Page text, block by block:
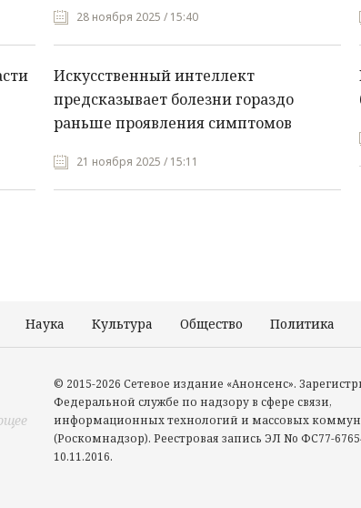
28 ноября 2025 / 15:40
Искусственный интеллект
предсказывает болезни гораздо
раньше проявления симптомов
21 ноября 2025 / 15:11
Наука Культура Общество Политика
© 2015-2026 Сетевое издание «Анонсенс».
Федеральной службе по надзору в сфере связи,
информационных технологий и массовых
(Роскомнадзор). Реестровая запись ЭЛ No ФС77-
10.11.2016.